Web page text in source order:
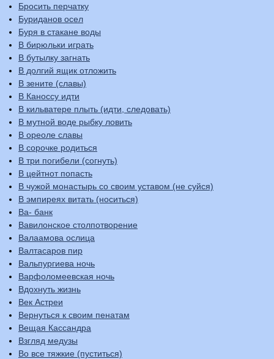
Бросить перчатку
Буриданов осел
Буря в стакане воды
В бирюльки играть
В бутылку загнать
В долгий ящик отложить
В зените (славы)
В Каноссу идти
В кильватере плыть (идти, следовать)
В мутной воде рыбку ловить
В ореоле славы
В сорочке родиться
В три погибели (согнуть)
В цейтнот попасть
В чужой монастырь со своим уставом (не суйся)
В эмпиреях витать (носиться)
Ва- банк
Вавилонское столпотворение
Валаамова ослица
Валтасаров пир
Вальпургиева ночь
Варфоломеевская ночь
Вдохнуть жизнь
Век Астреи
Вернуться к своим пенатам
Вещая Кассандра
Взгляд медузы
Во все тяжкие (пуститься)